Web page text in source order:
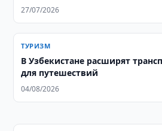
27/07/2026
ТУРИЗМ
В Узбекистане расширят
для путешествий
04/08/2026